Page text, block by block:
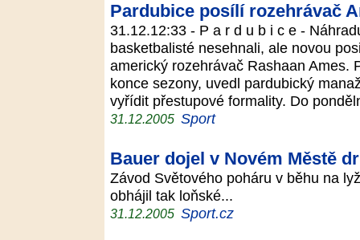
Pardubice posílí rozehrávač
31.12.12:33 - P a r d u b i c e -
basketbalisté nesehnali, ale novou
americký rozehrávač Rashaan Ames.
konce sezony, uvedl pardubický
vyřídit přestupové formality. Do
31.12.2005 Sport
Bauer dojel v Novém Městě
Závod Světového poháru v běhu na
obhájil tak loňské...
31.12.2005 Sport.cz